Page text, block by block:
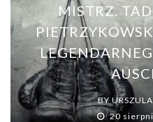
MISTRZ.
BY
20